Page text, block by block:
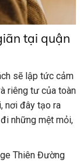
tại quận
sẽ lập tức cảm
riêng tư của toàn
nơi đây tạo ra
những mệt mỏi,
Thiên Đường